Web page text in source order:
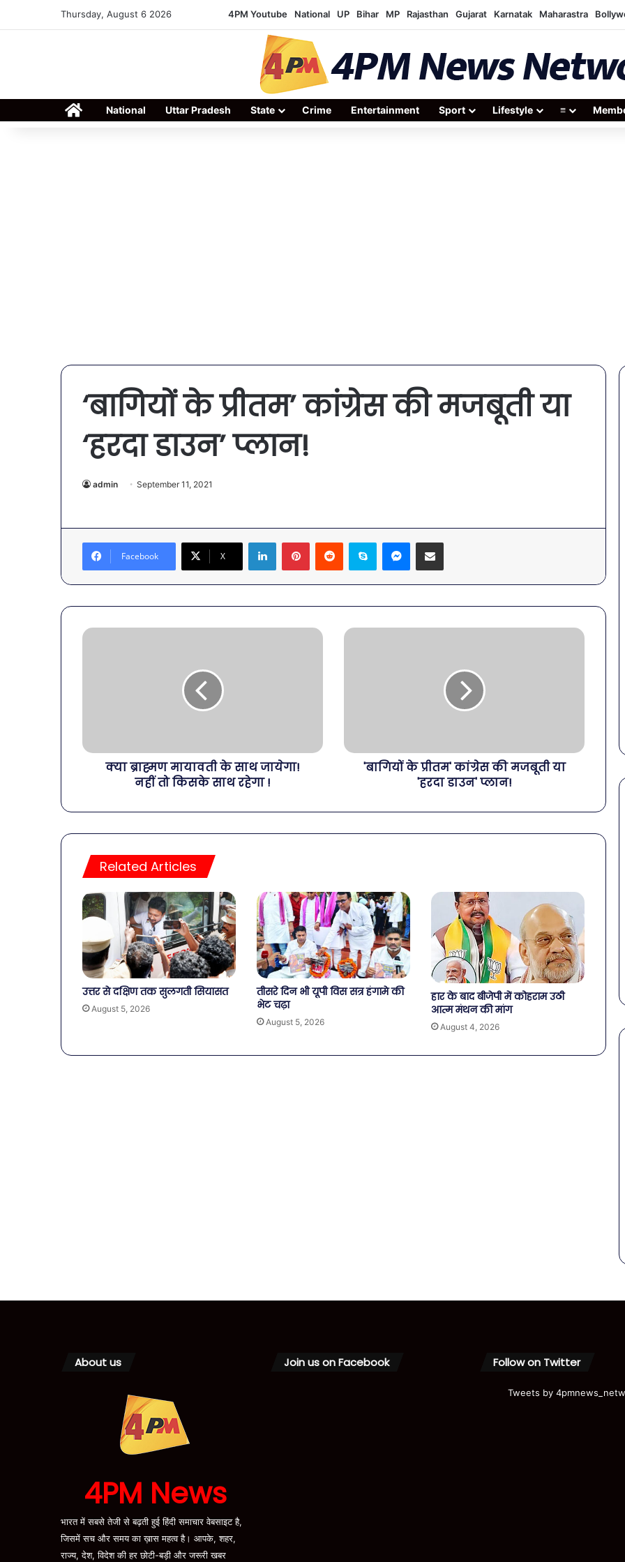
Thursday, August 6 2026 4PM Youtube National UP Bihar MP Rajasthan Gujarat Karnatak Maharastra
HomeNational Uttar Pradesh State Crime Entertainment Sport Lifestyle ≡
‘बागियों के प्रीतम’ कांग्रेस की मजबूती या
‘हरदा डाउन’ प्लान!
admin September 11, 2021
Facebook X
LinkedInPinterestReddit Skype Messenger
Share via Email
क्या ब्राह्मण मायावती के साथ जायेगा!
नहीं तो किसके साथ रहेगा !
'बागियों के प्रीतम' कांग्रेस की मजबूती या
'हरदा डाउन' प्लान!
Related Articles
उत्तर से दक्षिण तक सुलगती सियासत
August 5, 2026
तीसरे दिन भी यूपी विस सत्र हंगामे की
भेट चढ़ा
August 5, 2026
हार के बाद बीजेपी में कोहराम उठी
आत्म मंथन की मांग
August 4, 2026
व्यापारियों
राहत
पहल:
SAS
नगर
में
ट्रेडर्स
कमीशन
पहली
का
January 9, 2026
व्यापारियों को राहत की पहल: SAS
नगर में ट्रेडर्स कमीशन की पहली
बैठक, केजरीवाल–मान का बड़ा
कदम
पेट
बचना
गर्मियों
शामिल
करें
March 30, 2026
पेट की समस्याओं से बचना है?
गर्मियों में डाइट में शामिल करें ये 7
सब्जियां
About us
4PM News
भारत में सबसे तेजी से बढ़ती हुई हिंदी समाचार वेबसाइट है,
जिसमें सच और समय का ख़ास महत्व है। आपके, शहर,
राज्य, देश, विदेश की हर छोटी-बड़ी और जरूरी खबर
Join us on Facebook Follow on Twitter
Tweets by